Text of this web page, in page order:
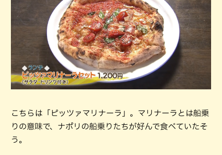
こちらは「ピッツァマリナーラ」。マリナーラとは船乗
りの意味で、ナポリの船乗りたちが好んで食べていたそ
う。